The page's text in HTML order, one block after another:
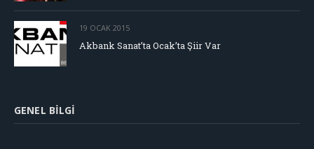
19 OCAK 2015
Akbank Sanat’ta Ocak’ta Şiir Var
GENEL BILGI